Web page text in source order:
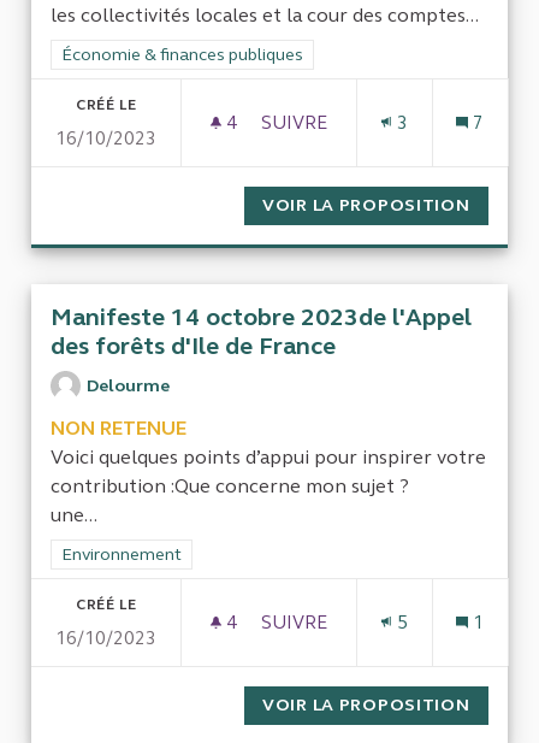
les collectivités locales et la cour des comptes...
Filtrer les résultats de la catégorie : Économie & finances
Économie & finances publiques
CRÉÉ LE
16/10/2023
4 4 ABONNÉS
SUIVRE
3 7
VOIR LA PROPOSITION
Manifeste 14 octobre 2023de l'Appel
des forêts d'Ile de France
Delourme
NON RETENUE
Voici quelques points d’appui pour inspirer votre
contribution :Que concerne mon sujet ?
une...
Filtrer les résultats de la catégorie : Environnement
Environnement
CRÉÉ LE
16/10/2023
4 4 ABONNÉS
SUIVRE
5 1
VOIR LA PROPOSITION